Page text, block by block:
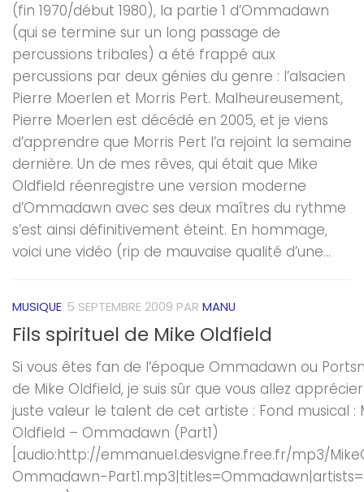
(fin 1970/début 1980), la partie 1 d’Ommadawn
(qui se termine sur un long passage de
percussions tribales) a été frappé aux
percussions par deux génies du genre : l’alsacien
Pierre Moerlen et Morris Pert. Malheureusement,
Pierre Moerlen est décédé en 2005, et je viens
d’apprendre que Morris Pert l’a rejoint la semaine
dernière. Un de mes rêves, qui était que Mike
Oldfield réenregistre une version moderne
d’Ommadawn avec ses deux maîtres du rythme
s’est ainsi définitivement éteint. En hommage,
voici une vidéo (rip de mauvaise qualité d’une...
MUSIQUE 5 SEPTEMBRE 2009 PAR MANU
Fils spirituel de Mike Oldfield
Si vous êtes fan de l’époque Ommadawn ou
de Mike Oldfield, je suis sûr que vous allez
juste valeur le talent de cet artiste : Fond musical :
Oldfield – Ommadawn (Part1)
[audio:http://emmanuel.desvigne.free.fr/mp3/
Ommadawn-